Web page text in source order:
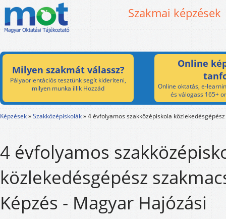
Szakmai képzések
Milyen szakmát válassz?
Pályaorientációs tesztünk segít kideríteni,
milyen munka illik Hozzád
Online
Online oktatás, e-
és válogass 165+
Képzések»Szakközépiskolák»4 évfolyamos szakközépiskola
4 évfolyamos
közlekedésgépész
Képzés - Magyar Hajózási